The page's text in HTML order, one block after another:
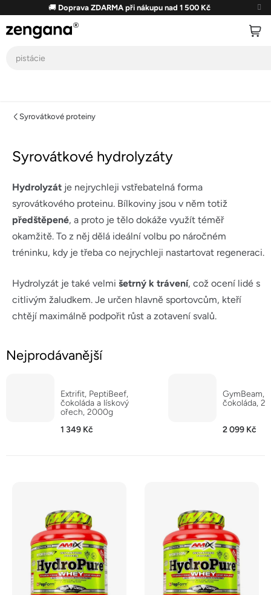
obsah
🚚 Doprava ZDARMA při nákupu nad 1 500 Kč
Syrovátkové proteiny
Syrovátkové hydrolyzáty
Hydrolyzát je nejrychleji vstřebatelná forma
syrovátkového proteinu. Bílkoviny jsou v něm totiž
předštěpené, a proto je tělo dokáže využít téměř
okamžitě. To z něj dělá ideální volbu po náročném
tréninku, kdy je třeba co nejrychleji nastartovat regeneraci.
Hydrolyzát je také velmi šetrný k trávení, což ocení lidé s
citlivým žaludkem. Je určen hlavně sportovcům, kteří
chtějí maximálně podpořit růst a zotavení svalů.
Nejprodávanější
Extrifit, PeptiBeef,
čokoláda a lískový
ořech, 2000g
1 349 Kč
GymBeam,
čokoláda,
2 099 Kč